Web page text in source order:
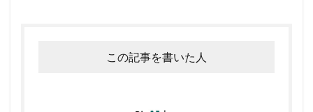
この記事を書いた人